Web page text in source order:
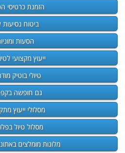
הזמנת כרטיסי
ביטוח נסיעות
הסעות
ייעוץ מקצועי
טיולי בוטיק
גם חופשה
מסלולי ייעוץ
מסלול טיול
מלונות מומלצים